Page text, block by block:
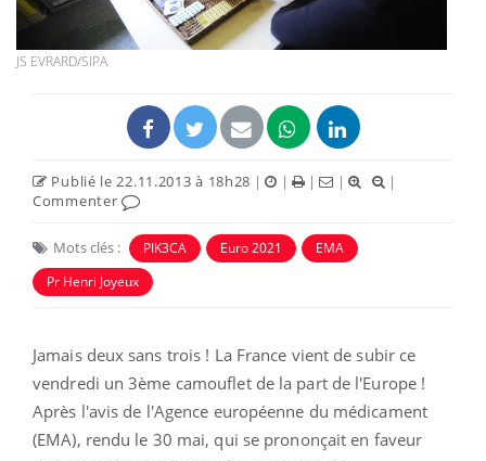
JS EVRARD/SIPA
Publié le 22.11.2013 à 18h28 | | | |
|
Commenter
Mots clés : PIK3CA Euro 2021
EMA
Pr Henri Joyeux
Jamais deux sans trois ! La France vient de subir ce
vendredi un 3ème camouflet de la part de l'Europe !
Après l'avis de l'Agence européenne du médicament
(EMA), rendu le 30 mai, qui se prononçait en faveur